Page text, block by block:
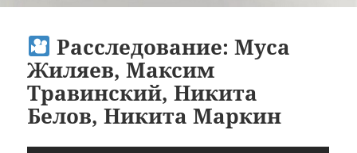
Расследование: Муса
Жиляев, Максим
Травинский, Никита
Белов, Никита Маркин